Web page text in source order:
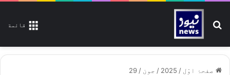
قائمة تلاش کیجیے
صفحۂ اوّل /
2025
/ جون /
29